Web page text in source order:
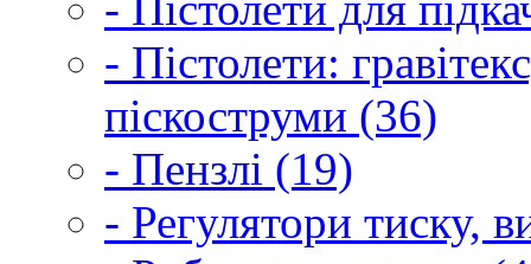
- Пістолети:
піскоструми (36)
- Пензлі (19)
- Регулятори тиску,